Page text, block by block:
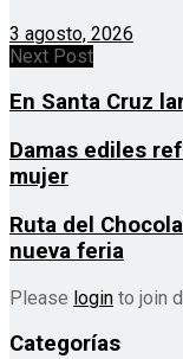
3 agosto, 2026
Next Post
En Santa Cruz
Damas ediles
mujer
Ruta del
nueva feria
Please login to join
Categorías